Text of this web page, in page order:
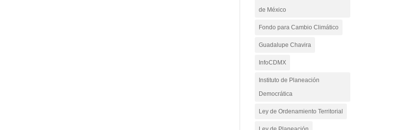
de México
Fondo para Cambio Climático
Guadalupe Chavira
InfoCDMX
Instituto de Planeación
Democrática
Ley de Ordenamiento Territorial